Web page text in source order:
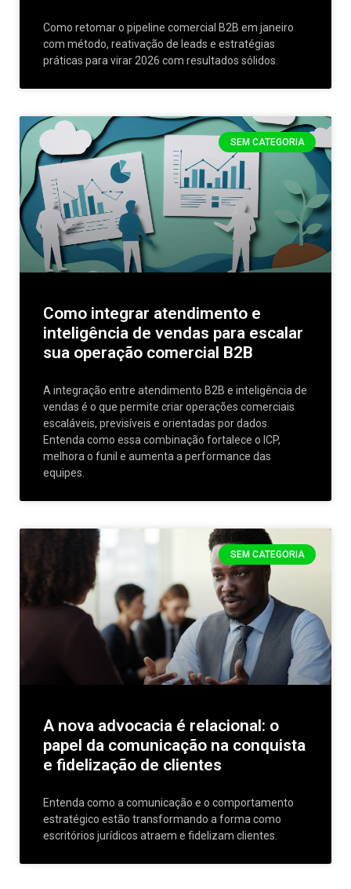
Como retomar o pipeline comercial B2B em janeiro
com método, reativação de leads e estratégias
práticas para virar 2026 com resultados sólidos.
SEM CATEGORIA
Como integrar atendimento e
inteligência de vendas para escalar
sua operação comercial B2B
A integração entre atendimento B2B e inteligência de
vendas é o que permite criar operações comerciais
escaláveis, previsíveis e orientadas por dados.
Entenda como essa combinação fortalece o ICP,
melhora o funil e aumenta a performance das
equipes.
SEM CATEGORIA
A nova advocacia é relacional: o
papel da comunicação na conquista
e fidelização de clientes
Entenda como a comunicação e o comportamento
estratégico estão transformando a forma como
escritórios jurídicos atraem e fidelizam clientes.